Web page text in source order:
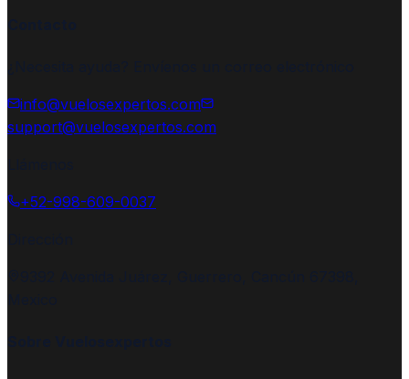
info@vuelosexpertos.com
support@vuelosexpertos.com
+52-998-609-0037